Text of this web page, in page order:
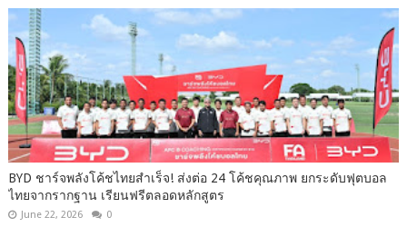
BYD ชาร์จพลังโค้ชไทยสำเร็จ! ส่งต่อ 24 โค้ชคุณภาพ ยกระดับฟุตบอล
ไทยจากรากฐาน เรียนฟรีตลอดหลักสูตร
June 22, 2026 0